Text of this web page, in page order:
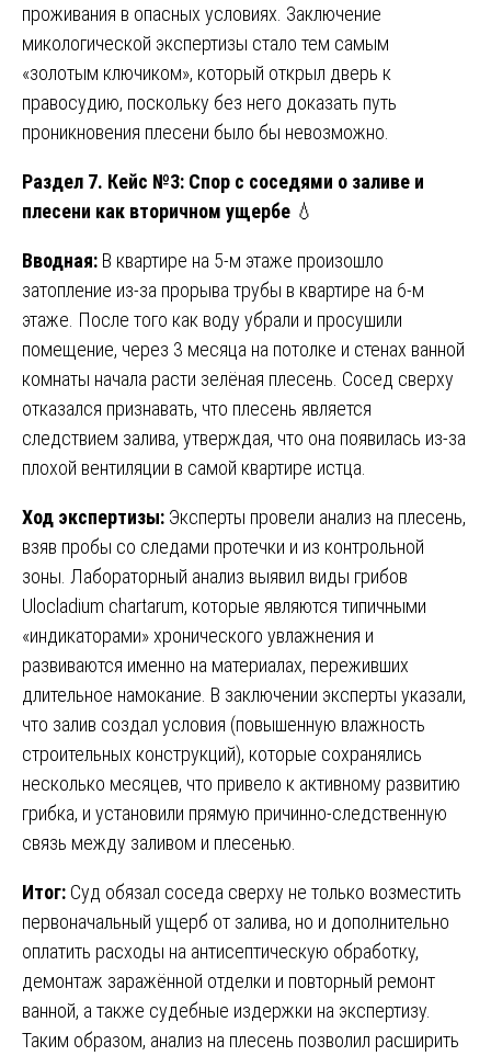
проживания в опасных условиях. Заключение
микологической экспертизы стало тем самым
«золотым ключиком», который открыл дверь к
правосудию, поскольку без него доказать путь
проникновения плесени было бы невозможно.
Раздел 7. Кейс №3: Спор с соседями о заливе и
плесени как вторичном ущербе 💧
Вводная: В квартире на 5-м этаже произошло
затопление из-за прорыва трубы в квартире на 6-м
этаже. После того как воду убрали и просушили
помещение, через 3 месяца на потолке и стенах ванной
комнаты начала расти зелёная плесень. Сосед сверху
отказался признавать, что плесень является
следствием залива, утверждая, что она появилась из-за
плохой вентиляции в самой квартире истца.
Ход экспертизы: Эксперты провели анализ на плесень,
взяв пробы со следами протечки и из контрольной
зоны. Лабораторный анализ выявил виды грибов
Ulocladium chartarum, которые являются типичными
«индикаторами» хронического увлажнения и
развиваются именно на материалах, переживших
длительное намокание. В заключении эксперты указали,
что залив создал условия (повышенную влажность
строительных конструкций), которые сохранялись
несколько месяцев, что привело к активному развитию
грибка, и установили прямую причинно-следственную
связь между заливом и плесенью.
Итог: Суд обязал соседа сверху не только возместить
первоначальный ущерб от залива, но и дополнительно
оплатить расходы на антисептическую обработку,
демонтаж заражённой отделки и повторный ремонт
ванной, а также судебные издержки на экспертизу.
Таким образом, анализ на плесень позволил расширить